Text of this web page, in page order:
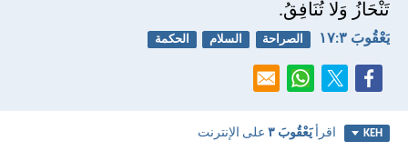
تَنْحَازُ وَلا تُنَافِقُ.
يَعْقُوبَ ٣:‏١٧ الصراحة السلام الحكمة
KEH اقرأيَعْقُوبَ ٣ على الإنترنت